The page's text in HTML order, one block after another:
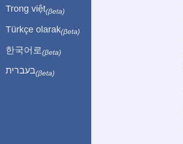
Trong việt(βeta)
Türkçe olarak(βeta)
한국어로 (βeta)
בעברית(βeta)